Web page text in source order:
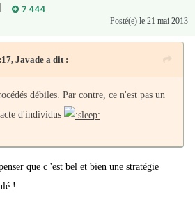
7 444
Posté(e) le 21 mai 2013
Javade a dit :
débiles. Par contre, ce n'est pas un
d'individus
que c 'est bel et bien une stratégie
!